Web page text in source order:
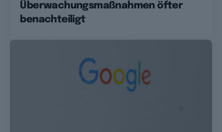
Überwachungsmaßnahmen öfter
benachteiligt